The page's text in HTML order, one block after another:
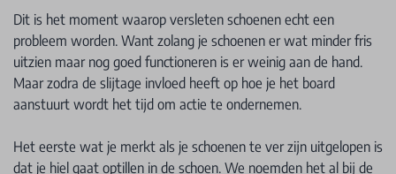
Dit is het moment waarop versleten schoenen echt een
probleem worden. Want zolang je schoenen er wat minder fris
uitzien maar nog goed functioneren is er weinig aan de hand.
Maar zodra de slijtage invloed heeft op hoe je het board
aanstuurt wordt het tijd om actie te ondernemen.
Het eerste wat je merkt als je schoenen te ver zijn uitgelopen is
dat je hiel gaat optillen in de schoen. We noemden het al bij de